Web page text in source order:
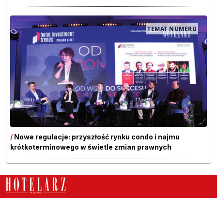
TEMAT NUMERU
/ Nowe regulacje: przyszłość rynku condo i najmu
krótkoterminowego w świetle zmian prawnych